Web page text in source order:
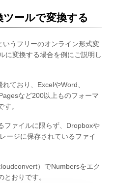
ールで変換する
うフリーのオンライン形式変
に変換する場合を例にご説明し
ており、ExcelやWord、
など200以上ものフォーマ
。
ファイルに限らず、Dropboxや
ージに保存されているファイ
）でNumbersをエク
おりです。